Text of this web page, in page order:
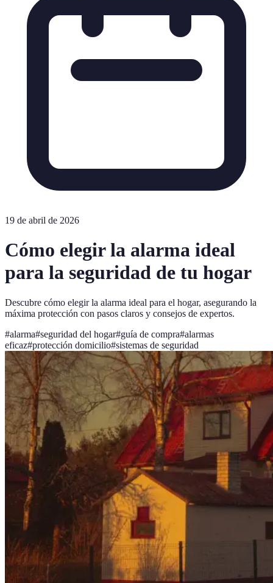
19 de abril de 2026
Cómo elegir la alarma ideal
para la seguridad de tu hogar
Descubre cómo elegir la alarma ideal para el hogar, asegurando la
máxima protección con pasos claros y consejos de expertos.
#alarma#seguridad del hogar#guía de compra#alarmas
eficaz#protección domicilio#sistemas de seguridad